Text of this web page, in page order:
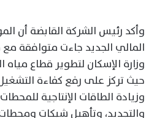
وأكد رئيس الشركة القابضة أن
المالي الجديد جاءت متوافقة
وزارة الإسكان لتطوير قطاع
حيث تركز على رفع كفاءة
وزيادة الطاقات الإنتاجية
والتجديد، وتأهيل شبكات